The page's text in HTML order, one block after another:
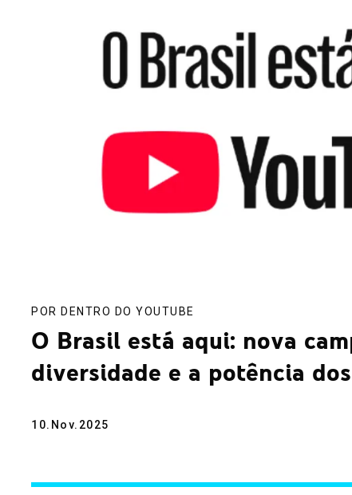
POR DENTRO DO YOUTUBE
O Brasil está aqui: nova
diversidade e a potência
10.Nov.2025